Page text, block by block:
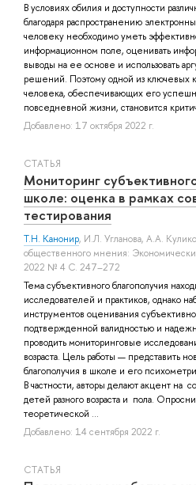
В условиях обилия и доступности
благодаря распространению
человеку необходимо уметь
информационном поле, оценивать
выводы на ее основе и использовать
решений. Поэтому одной из ключевых
человека, обеспечивающих его
повседневной жизни, становится
Добавлено: 17 октября 2022 г.
СТАТЬЯ
Мониторинг
школе: оценка в рамках
тестирования
Т.Н. Канонир, И.Л. Угланова, А.А.
общественного мнения:
2022 № 4 С. 247–272
Тема субъективного благополучия
исследователей и практиков, однако
инструментов оценивания
подтвержденной валидностью и
проводить мониторинговые
возраста. Цель работы — представить
благополучия в школе и его
В частности, авторы делают акцент на
детей разного возраста и пола.
теоретической ...
Добавлено: 14 сентября 2022 г.
СТАТЬЯ